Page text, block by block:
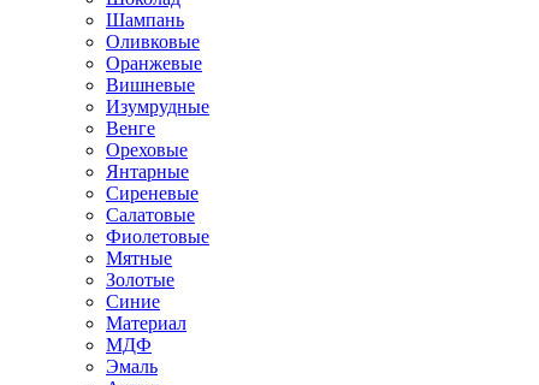
Шампань
Оливковые
Оранжевые
Вишневые
Изумрудные
Венге
Ореховые
Янтарные
Сиреневые
Салатовые
Фиолетовые
Мятные
Золотые
Синие
Материал
МДФ
Эмаль